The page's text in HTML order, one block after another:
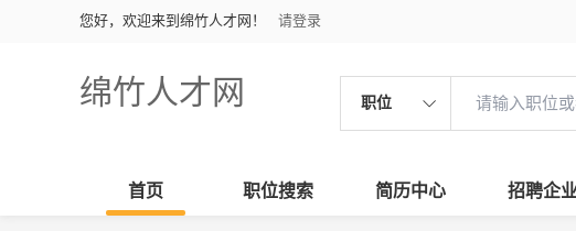
您好，欢迎来到绵竹人才网！ 请登录
绵竹人才网 职位
首页 职位搜索 简历中心 招聘企